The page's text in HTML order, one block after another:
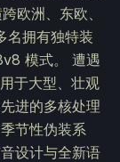
欧洲、东欧、
名拥有独特装
模式。 遭遇
于大型、壮观
进的多核处理
节性伪装系
设计与全新语